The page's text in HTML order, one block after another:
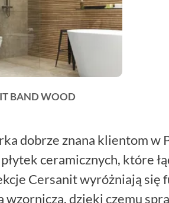
BAND WOOD
dobrze znana klientom w
ceramicznych, które
Cersanit wyróżniają się
wzorniczą, dzięki czemu